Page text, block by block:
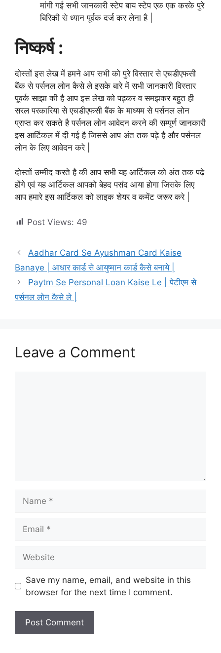
मांगी गई सभी जानकारी स्टेप बाय स्टेप एक एक करके पुरे
बिरिकी से ध्यान पूर्वक दर्ज कर लेना है |
निष्कर्ष :
दोस्तों इस लेख में हमने आप सभी को पुरे विस्तार से एचडीएफसी
बैंक से पर्सनल लोन कैसे ले इसके बारे में सभी जानकारी विस्तार
पूवर्क साझा की है आप इस लेख को पढ़कर व समझकर बहुत ही
सरल परकारिया से एचडीएफसी बैंक के माध्यम से पर्सनल लोन
प्राप्त कर सकते है पर्सनल लोन आवेदन करने की सम्पूर्ण जानकारी
इस आर्टिकल में दी गई है जिससे आप अंत तक पढ़े है और पर्सनल
लोन के लिए आवेदन करे |
दोस्तों उम्मीद करते है की आप सभी यह आर्टिकल को अंत तक पढ़े
होंगे एवं यह आर्टिकल आपको बेहद पसंद आया होगा जिसके लिए
आप हमारे इस आर्टिकल को लाइक शेयर व कमेंट जरूर करे |
Post Views: 49
Aadhar Card Se Ayushman Card Kaise
Banaye | आधार कार्ड से आयुष्मान कार्ड कैसे बनाये |
Paytm Se Personal Loan Kaise Le | पेटीएम से
पर्सनल लोन कैसे ले |
Leave a Comment
Save my name, email, and website in this
browser for the next time I comment.